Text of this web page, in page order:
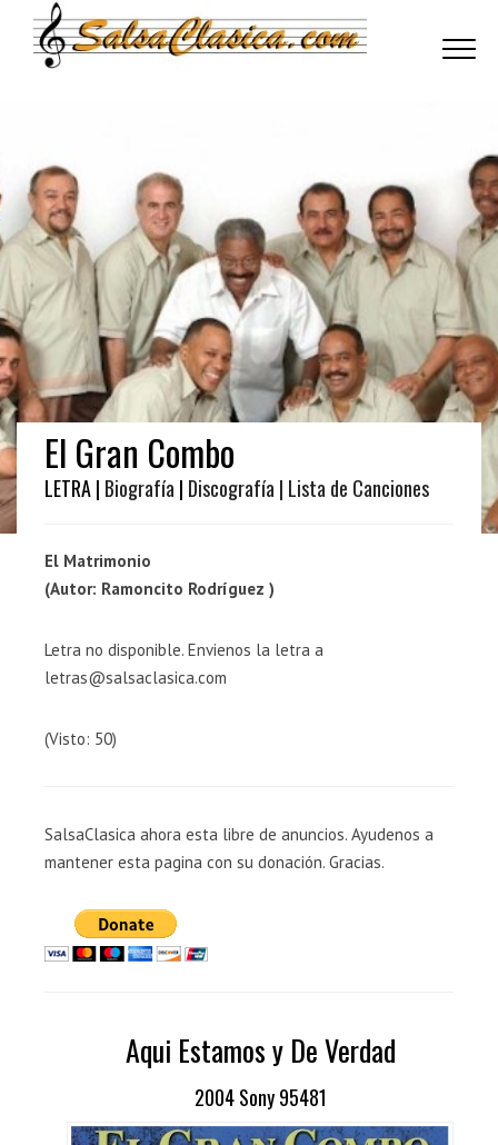
El Gran Combo
LETRA | Biografía | Discografía | Lista de Canciones
El Matrimonio
(Autor: Ramoncito Rodríguez )
Letra no disponible. Envienos la letra a
letras@salsaclasica.com
(Visto: 50)
SalsaClasica ahora esta libre de anuncios. Ayudenos a
mantener esta pagina con su donación. Gracias.
Aqui Estamos y De Verdad
2004 Sony 95481